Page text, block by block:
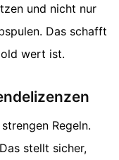
und nicht nur
Das schafft
wert ist.
Regeln.
stellt sicher,